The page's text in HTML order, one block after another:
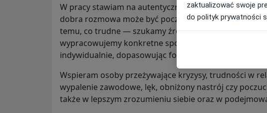
W pracy stawiam na autentyczny kontakt i bezpieczną
dobra rozmowa może być początkiem realnej zmiany.
temu, co trudne — szukamy źródeł problemów,
wypracowujemy konkretne sposoby radzenia sobie.
indywidualnie, dopasowując formę pracy do jej
Wspieram osoby przeżywające kryzysy, trudności w
wypalenie zawodowe, lęk, obniżony nastrój czy
także w lepszym zrozumieniu siebie oraz w
zaktualizować swoje
do polityk prywatności